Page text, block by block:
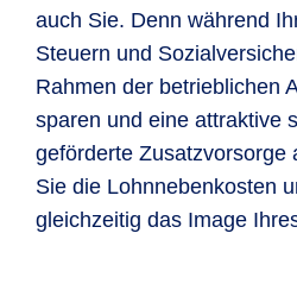
auch Sie. Denn während
Steuern und
Rahmen der betrieblichen
sparen und eine attraktive
geförderte Zusatzvorsorge
Sie die Lohnnebenkosten
gleichzeitig das Image